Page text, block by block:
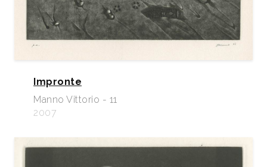
Impronte
Manno Vittorio - 11
2007